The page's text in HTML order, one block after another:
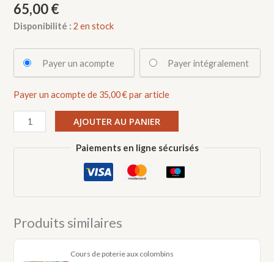
65,00€
Disponibilité : 2 en stock
your
option
Payer un acompte Payer intégralement
Payer un acompte de 35,00€par article
quantité
de
Initiation
colombin
lundi
12/04/2027
AJOUTER AU PANIER
Paiements en ligne sécurisés
Produits similaires
Cours de poterie aux colombins